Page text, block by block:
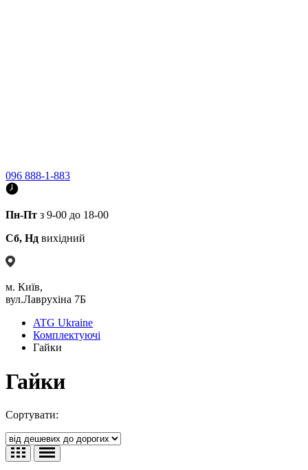
096 888-1-883
Пн-Пт з 9-00 до 18-00
Сб, Нд вихідний
м. Київ,
вул.Лаврухіна 7Б
ATG Ukraine
Комплектуючі
Гайки
Гайки
Сортувати: